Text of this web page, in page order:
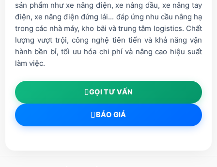
sản phẩm như xe nâng điện, xe nâng dầu, xe nâng tay
điện, xe nâng điện đứng lái... đáp ứng nhu cầu nâng hạ
trong các nhà máy, kho bãi và trung tâm logistics. Chất
lượng vượt trội, công nghệ tiên tiến và khả năng vận
hành bền bỉ, tối ưu hóa chi phí và nâng cao hiệu suất
làm việc.
GỌI TƯ VẤN
BÁO GIÁ